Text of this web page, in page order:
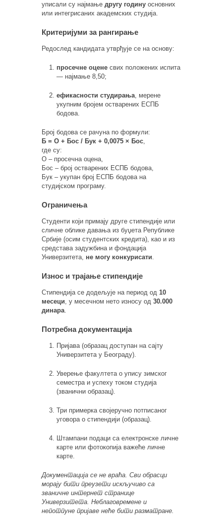
уписали су најмање другу годину основних
или интегрисаних академских студија.
Критеријуми за рангирање
Редослед кандидата утврђује се на основу:
просечне оцене свих положених испита
— најмање 8,50;
ефикасности студирања, мерене
укупним бројем остварених ЕСПБ
бодова.
Број бодова се рачуна по формули:
Б = О + Бос / Бук + 0,0075 × Бос,
где су:
О – просечна оцена,
Бос – број остварених ЕСПБ бодова,
Бук – укупан број ЕСПБ бодова на
студијском програму.
Ограничења
Студенти који примају друге стипендије или
сличне облике давања из буџета Републике
Србије (осим студентских кредита), као и из
средстава задужбина и фондација
Универзитета, не могу конкурисати.
Износ и трајање стипендије
Стипендија се додељује на период од 10
месеци, у месечном нето износу од 30.000
динара.
Потребна документација
Пријава (образац доступан на сајту
Универзитета у Београду).
Уверење факултета о упису зимског
семестра и успеху током студија
(званични образац).
Три примерка својеручно потписаног
уговора о стипендији (образац).
Штампани подаци са електронске личне
карте или фотокопија важеће личне
карте.
Документација се не враћа. Сви обрасци
морају бити преузети искључиво са
званичне интернет странице
Универзитета. Неблаговремене и
непотпуне пријаве неће бити разматране.